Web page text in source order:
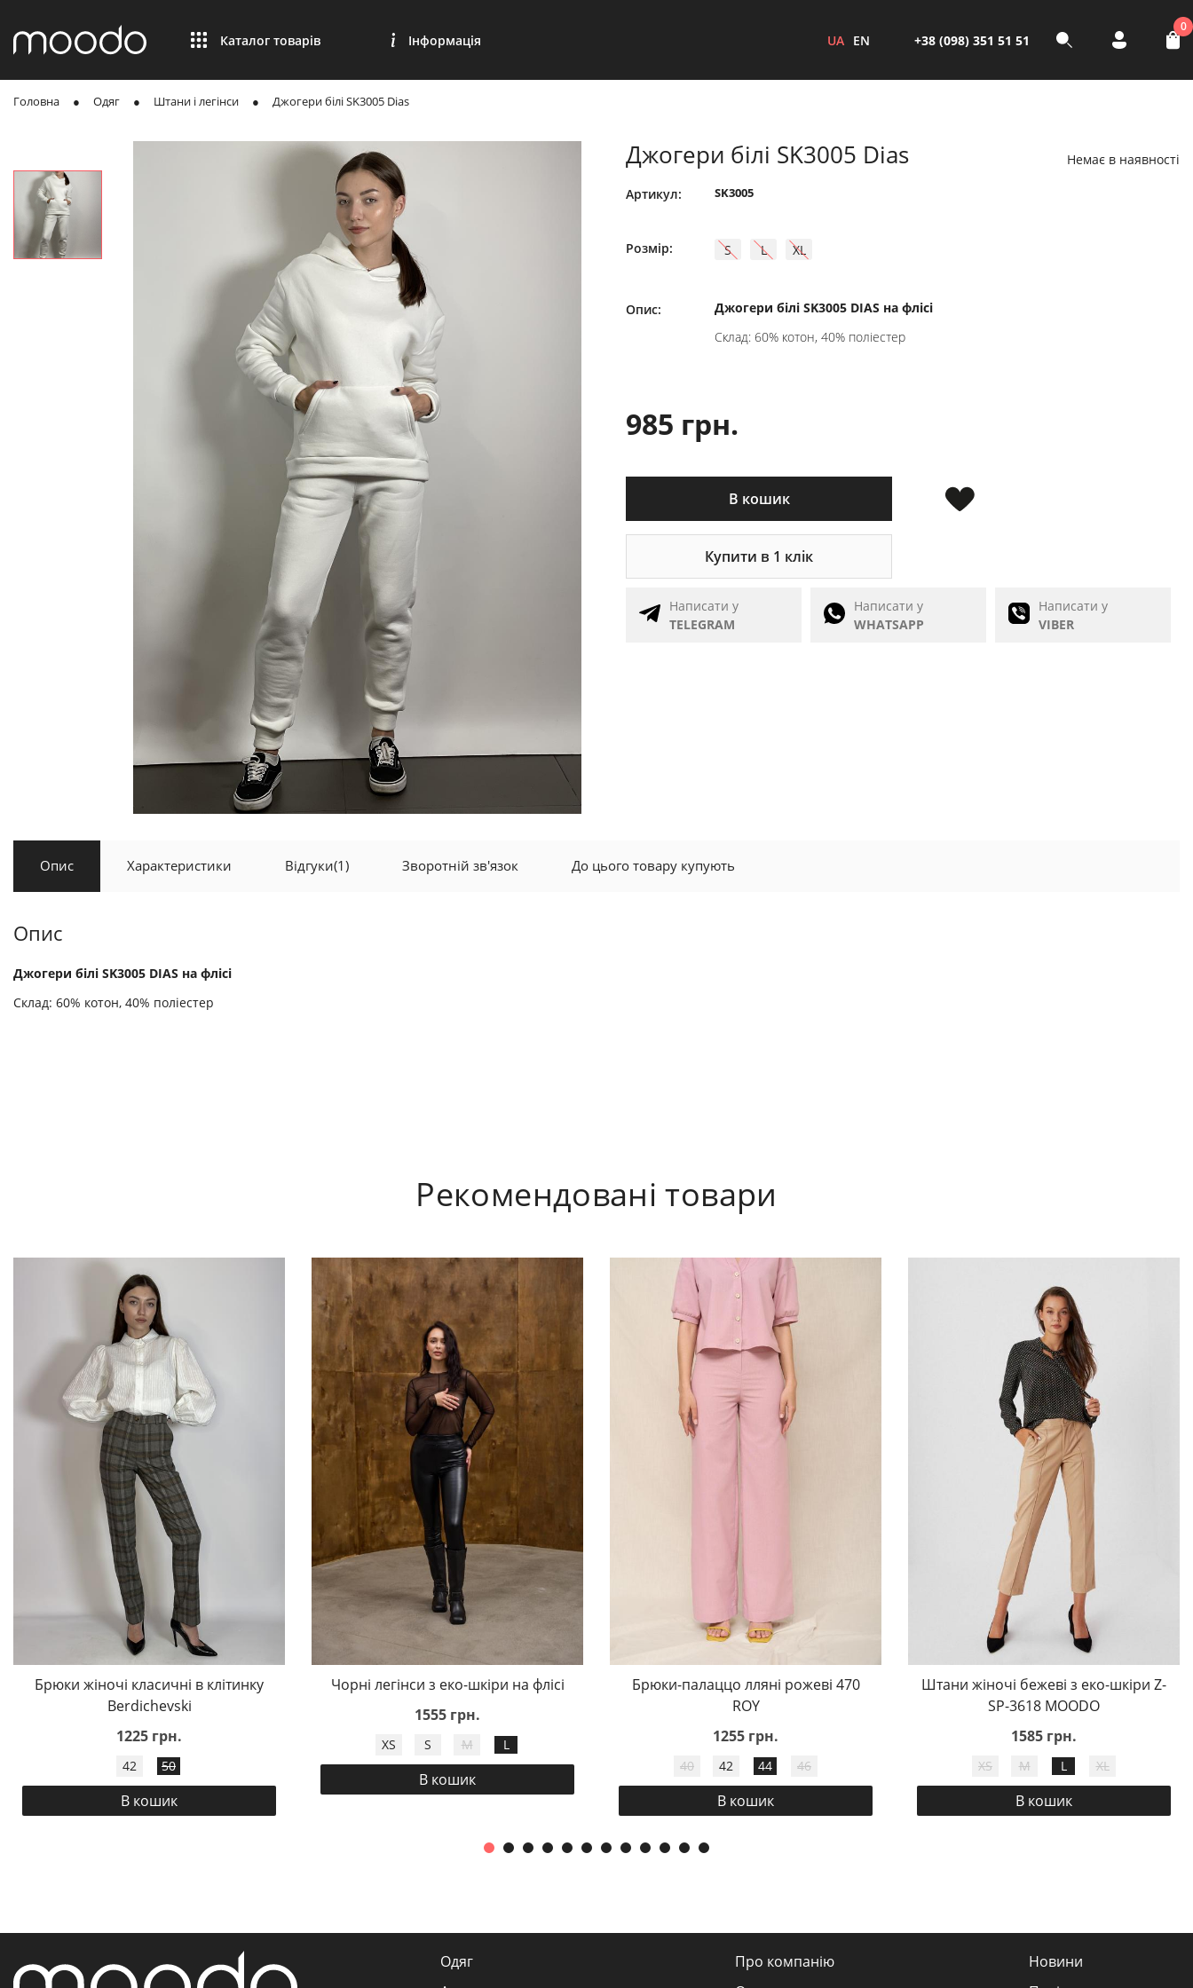
Каталог товарів Інформація UA EN +38 (098) 351 51 51
0
Головна Одяг Штани і легінси Джогери білі SK3005 Dias
Джогери білі SK3005 Dias Немає в наявності
Артикул: SK3005
Розмір: S L XL
Опис:
Джогери білі SK3005 DIAS на флісі
Склад: 60% котон, 40% поліестер
985 грн.
В кошик
Купити в 1 клік
Написати у
TELEGRAM
Написати у
WHATSAPP
Написати у
VIBER
Опис Характеристики Відгуки(1) Зворотній зв'язок До цього товару купують
Опис
Джогери білі SK3005 DIAS на флісі
Склад: 60% котон, 40% поліестер
Рекомендовані товари
Брюки жіночі класичні в клітинку
Berdichevski
1225 грн.
42 50
В кошик
Чорні легінси з еко-шкіри на флісі
1555 грн.
XS S M L
В кошик
Брюки-палаццо лляні рожеві 470
ROY
1255 грн.
40 42 44 46
В кошик
Штани жіночі бежеві з еко-шкіри Z-
SP-3618 MOODO
1585 грн.
XS M L XL
В кошик
Одяг
Про компанію
Новини